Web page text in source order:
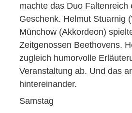
machte das Duo Faltenreich
Geschenk. Helmut Stuarnig
Münchow (Akkordeon)
Zeitgenossen Beethovens.
zugleich humorvolle
Veranstaltung ab. Und das
hintereinander.
Samstag